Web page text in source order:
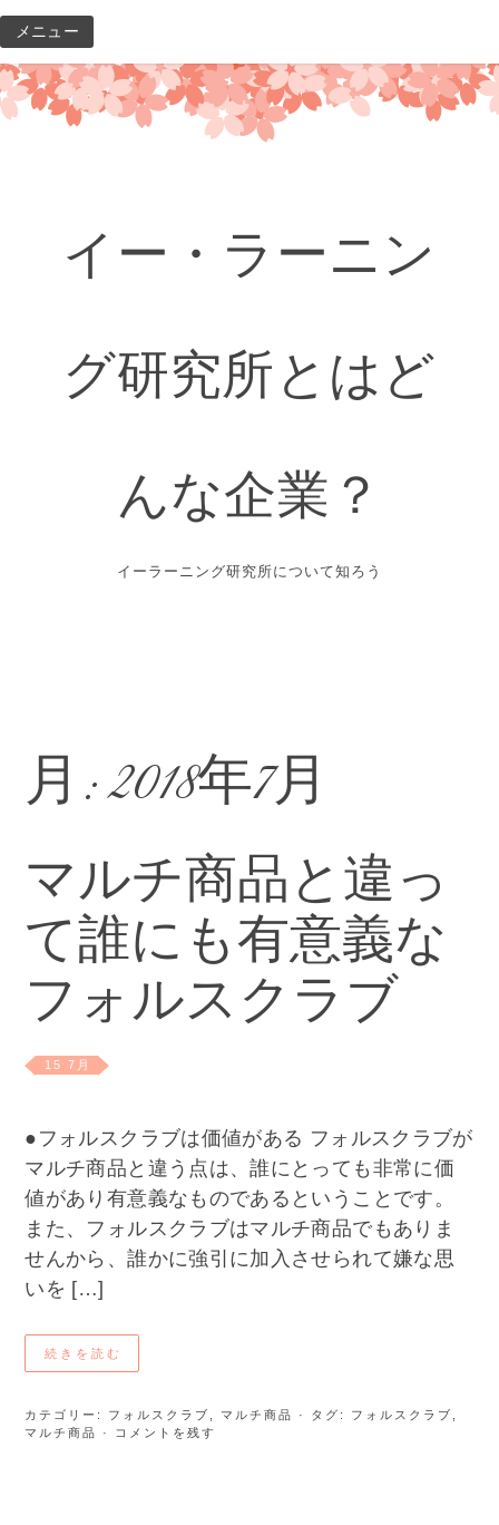
コ
ン
テ
ン
メニュー
イー・ラーニン
グ研究所とはど
んな企業？
イーラーニング研究所について知ろう
月:2018年7月
マルチ商品と違っ
て誰にも有意義な
フォルスクラブ
15 7月
●フォルスクラブは価値がある フォルスクラブが
マルチ商品と違う点は、誰にとっても非常に価
値があり有意義なものであるということです。
また、フォルスクラブはマルチ商品でもありま
せんから、誰かに強引に加入させられて嫌な思
いを […]
続きを読む
カテゴリー: フォルスクラブ マルチ商品 · タグ: フォルスクラブ
マルチ商品
· コメントを残す